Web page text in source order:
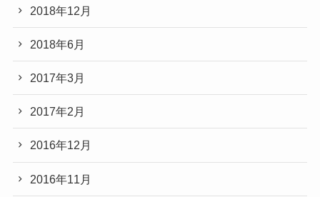
2018年12月
2018年6月
2017年3月
2017年2月
2016年12月
2016年11月